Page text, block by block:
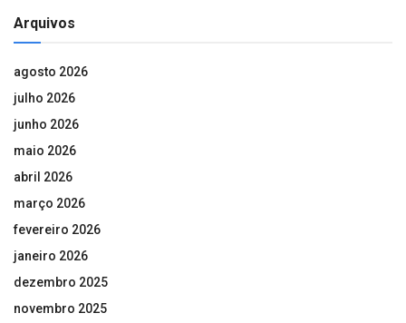
Arquivos
agosto 2026
julho 2026
junho 2026
maio 2026
abril 2026
março 2026
fevereiro 2026
janeiro 2026
dezembro 2025
novembro 2025